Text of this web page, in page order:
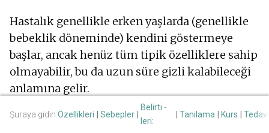
Şuraya gidin:Özellikleri Sebepler
Belirti -
leri:
Tanılama Kurs Tedavi
Hastalık genellikle erken yaşlarda (genellikle
bebeklik döneminde) kendini göstermeye
başlar, ancak henüz tüm tipik özelliklere sahip
olmayabilir, bu da uzun süre gizli kalabileceği
anlamına gelir.
Belirtiler çok belirgin değildir ve sendromun
seyri remisyon (semptomların azalması) veya